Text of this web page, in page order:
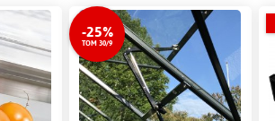
-25%
TOM 30/9